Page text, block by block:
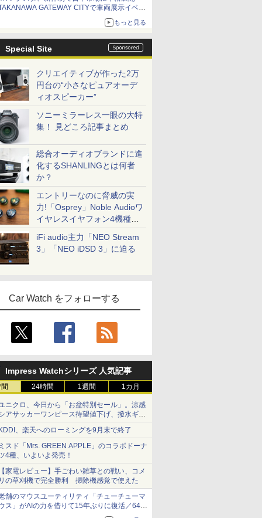
GATEWAY CITYで車両展示イベン
もっと見る
Special Site
クリエイティブが作った2万
円台の“小さなピュアオーデ
ィオスピーカー”
ソニーミラーレス一眼の大特
集！ 見どころ記事まとめ
総合オーディオブランドに進
化するSHANLINGとは何者
か？
エントリーなのに脅威の実
力!「Osprey」Noble Audioワ
イヤレスイヤフォン4機種を
一気に聴く
iFi audio主力「NEO Stream
3」「NEO iDSD 3」に迫る
Car Watch をフォローする
Impress Watchシリーズ 人気記事
24時間 1週間 1カ月
ニクロ、今日から「お盆特別セール」。涼感
アサッカーワンピース待望値下げ、撥水ギア
ョーツは1990円に
KDDI、楽天へのローミングを9月末で終了
ミスド「Mrs. GREEN APPLE」のコラボドーナ
4種、いよいよ発売！
【家電レビュー】手ごわい雑草との戦い、コメ
リの草刈機で完全勝利 掃除機感覚で使えた
舗のマウスユーティリティ「チューチューマ
ス」がAIの力を借りて15年ぶりに復活／64bit
化、Windows 10/11、「Chrome」も走り回